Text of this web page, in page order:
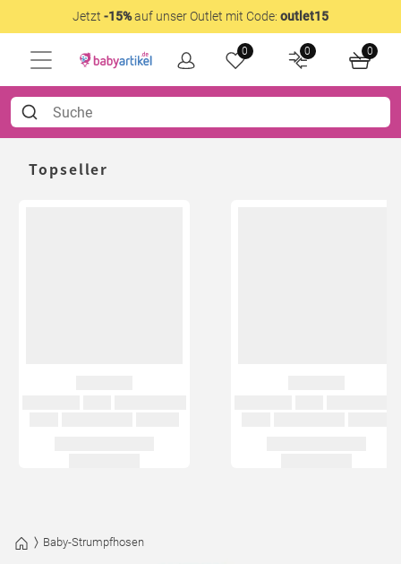
Jetzt -15%auf unser Outlet mit Code: outlet15
0 0 0
Topseller
Baby-Strumpfhosen